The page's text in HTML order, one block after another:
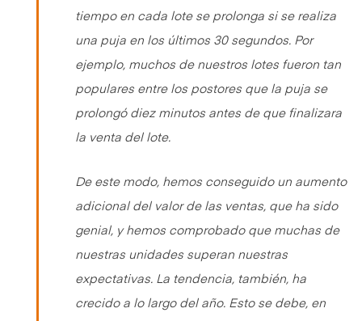
tiempo en cada lote se prolonga si se realiza
una puja en los últimos 30 segundos. Por
ejemplo, muchos de nuestros lotes fueron tan
populares entre los postores que la puja se
prolongó diez minutos antes de que finalizara
la venta del lote.
De este modo, hemos conseguido un aumento
adicional del valor de las ventas, que ha sido
genial, y hemos comprobado que muchas de
nuestras unidades superan nuestras
expectativas. La tendencia, también, ha
crecido a lo largo del año. Esto se debe, en